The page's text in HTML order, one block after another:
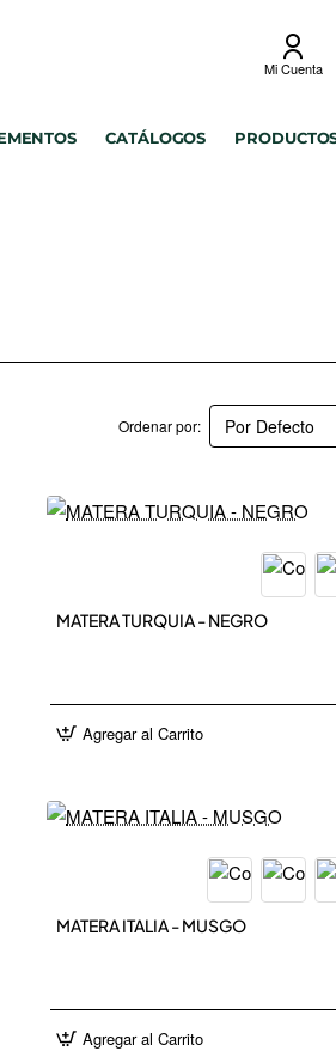
Mi Cuenta
CATÁLOGOS
Ordenar por:
MATERA TURQUIA - NEGRO
Agregar al Carrito
MATERA ITALIA - MUSGO
Agregar al Carrito